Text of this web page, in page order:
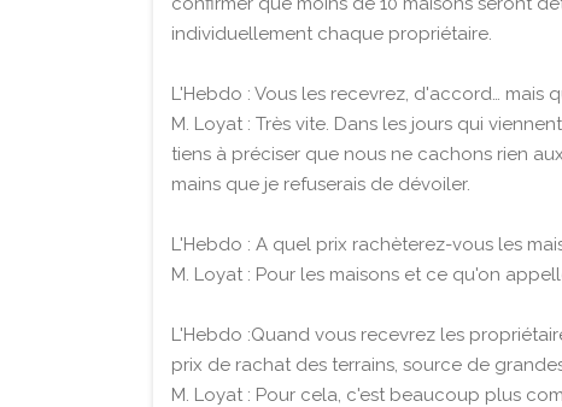
individuellement chaque propriétaire.
L'Hebdo : Vous les recevrez, d'accord… mais
M. Loyat : Très vite. Dans les jours qui
tiens à préciser que nous ne cachons rien
mains que je refuserais de dévoiler.
L'Hebdo : A quel prix rachèterez-vous les
M. Loyat : Pour les maisons et ce qu'on
L'Hebdo :Quand vous recevrez les
prix de rachat des terrains, source de
M. Loyat : Pour cela, c'est beaucoup plus